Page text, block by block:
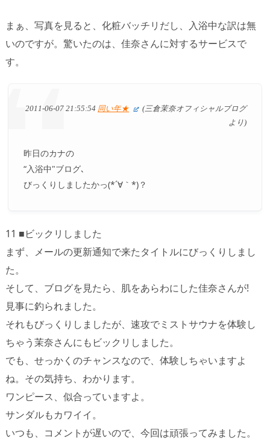
まぁ、写真を見ると、化粧バッチリだし、入浴中な訳は無
いのですが。驚いたのは、佳奈さんに対するサービスで
す。
2011-06-07 21:55:54 同い年★
(三倉茉奈オフィシャルブログ
より)
昨日のカナの
“入浴中"ブログ､
びっくりしましたかっ(*´∀｀*)？
11 ■ビックリしました
まず、メールの更新通知で来たタイトルにびっくりしまし
た。
そして、ブログを見たら、肌をあらわにした佳奈さんが!
見事に釣られました。
それもびっくりしましたが、速攻でミストサウナを体験し
ちゃう茉奈さんにもビックリしました。
でも、せっかくのチャンスなので、体験しちゃいますよ
ね。その気持ち、わかります。
ワンピース、似合っていますよ。
サンダルもカワイイ。
いつも、コメントが遅いので、今回は頑張ってみました。